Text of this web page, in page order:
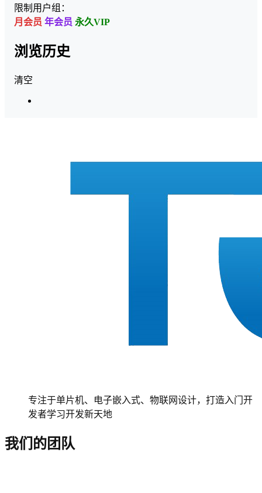
限制用户组：
月会员 年会员 永久VIP
浏览历史
清空
专注于单片机、电子嵌入式、物联网设计，打造入门开
发者学习开发新天地
我们的团队